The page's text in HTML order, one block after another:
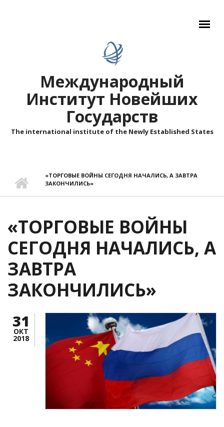
Международный
Институт Новейших
Государств
The international institute of the Newly Established States
«ТОРГОВЫЕ ВОЙНЫ СЕГОДНЯ НАЧАЛИСЬ, А ЗАВТРА
ЗАКОНЧИЛИСЬ»
«ТОРГОВЫЕ ВОЙНЫ
СЕГОДНЯ НАЧАЛИСЬ, А
ЗАВТРА
ЗАКОНЧИЛИСЬ»
31
ОКТ
2018